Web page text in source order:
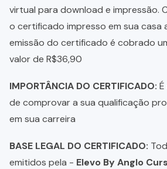
virtual para download e impressão.
o certificado impresso em sua casa
emissão do certificado é cobrado
valor de R$36,90
IMPORTÂNCIA DO CERTIFICADO:
de comprovar a sua qualificação
em sua carreira
BASE LEGAL DO CERTIFICADO:
emitidos pela - Elevo By Anglo